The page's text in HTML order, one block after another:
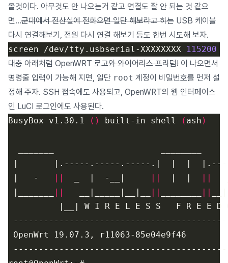
올것이다. 아무것도 안 나오는거 같고 연결도 잘 안 되는 것 같으
면…군대에서 전산실에 전화오면 일단 해보라고 하는 USB 케이블
다시 연결해보기, 전원 다시 연결 해보기 등도 한번 시도해 보자.
screen /dev/tty.usbserial-XXXXXXXX
115200
대충 아래처럼 OpenWRT 로고와 와이어리스 프리덤! 이 나오면서
명령줄 입력이 가능해 지면, 일단 root 계정이 비밀번호를 먼저 설
정해 주자. SSH 접속에도 사용되고, OpenWRT의 웹 인터페이스
인 LuCI 로그인에도 사용된다.
BusyBox v1.30.1
() built-in shell ( ash )
|   -
  _  |  -__|